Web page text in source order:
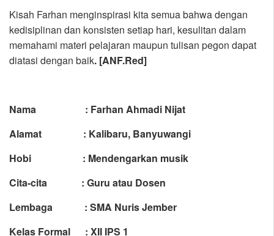
Kisah Farhan menginspirasi kita semua bahwa dengan
kedisiplinan dan konsisten setiap hari, kesulitan dalam
memahami materi pelajaran maupun tulisan pegon dapat
diatasi dengan baik. [ANF.Red]
Nama : Farhan Ahmadi Nijat
Alamat : Kalibaru, Banyuwangi
Hobi : Mendengarkan musik
Cita-cita : Guru atau Dosen
Lembaga : SMA Nuris Jember
Kelas Formal : XII IPS 1